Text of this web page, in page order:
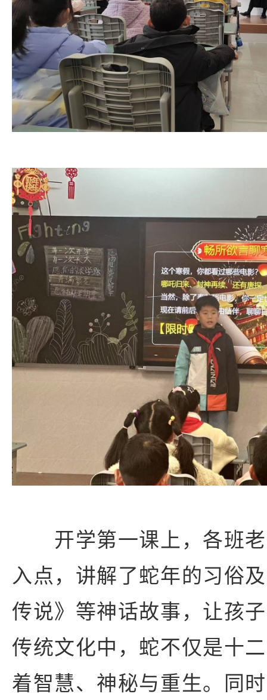
开学第一课上，各班老
入点，讲解了蛇年的习俗
传说》等神话故事，让孩
传统文化中，蛇不仅是十
着智慧、神秘与重生。同